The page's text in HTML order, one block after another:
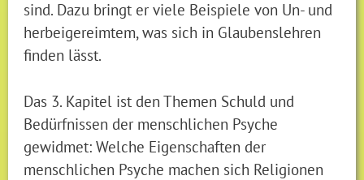
sind. Dazu bringt er viele Beispiele von Un- und
herbeigereimtem, was sich in Glaubenslehren
finden lässt.
Das 3. Kapitel ist den Themen Schuld und
Bedürfnissen der menschlichen Psyche
gewidmet: Welche Eigenschaften der
menschlichen Psyche machen sich Religionen